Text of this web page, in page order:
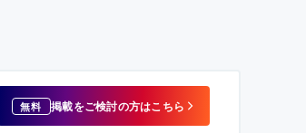
無料 掲載をご検討の方はこちら